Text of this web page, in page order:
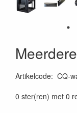
Artikelcode: CQ-
0 ster(ren) met 0